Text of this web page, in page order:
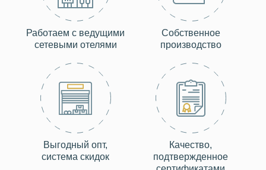
Работаем с ведущими
сетевыми отелями
Собственное
производство
Выгодный опт,
система скидок
Качество,
подтвержденное